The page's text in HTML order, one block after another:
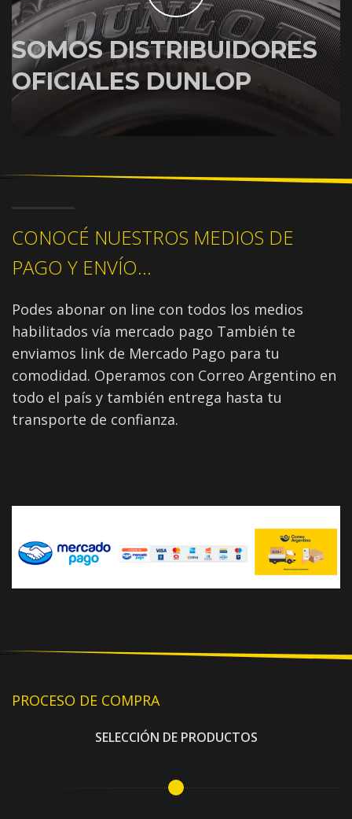
SOMOS DISTRIBUIDORES
OFICIALES DUNLOP
CONOCÉ NUESTROS MEDIOS DE
PAGO Y ENVÍO...
Podes abonar on line con todos los medios
habilitados vía mercado pago También te
enviamos link de Mercado Pago para tu
comodidad. Operamos con Correo Argentino en
todo el país y también entrega hasta tu
transporte de confianza.
PROCESO DE COMPRA
SELECCIÓN DE PRODUCTOS